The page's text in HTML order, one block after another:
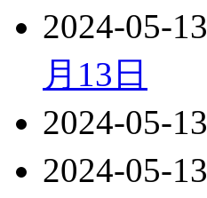
2024-05-13
月13日
2024-05-13
2024-05-13